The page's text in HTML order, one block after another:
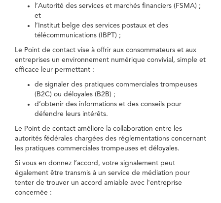
l’Autorité des services et marchés financiers (FSMA) ;
et
l’Institut belge des services postaux et des
télécommunications (IBPT) ;
Le Point de contact vise à offrir aux consommateurs et aux
entreprises un environnement numérique convivial, simple et
efficace leur permettant :
de signaler des pratiques commerciales trompeuses
(B2C) ou déloyales (B2B) ;
d’obtenir des informations et des conseils pour
défendre leurs intérêts.
Le Point de contact améliore la collaboration entre les
autorités fédérales chargées des réglementations concernant
les pratiques commerciales trompeuses et déloyales.
Si vous en donnez l’accord, votre signalement peut
également être transmis à un service de médiation pour
tenter de trouver un accord amiable avec l'entreprise
concernée :